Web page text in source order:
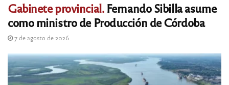
Gabinete provincial.Fernando Sibilla asume
como ministro de Producción de Córdoba
7 de agosto de 2026